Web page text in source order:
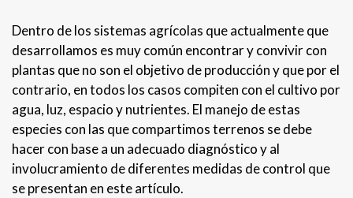
Dentro de los sistemas agrícolas que actualmente que
desarrollamos es muy común encontrar y convivir con
plantas que no son el objetivo de producción y que por el
contrario, en todos los casos compiten con el cultivo por
agua, luz, espacio y nutrientes. El manejo de estas
especies con las que compartimos terrenos se debe
hacer con base a un adecuado diagnóstico y al
involucramiento de diferentes medidas de control que
se presentan en este artículo.